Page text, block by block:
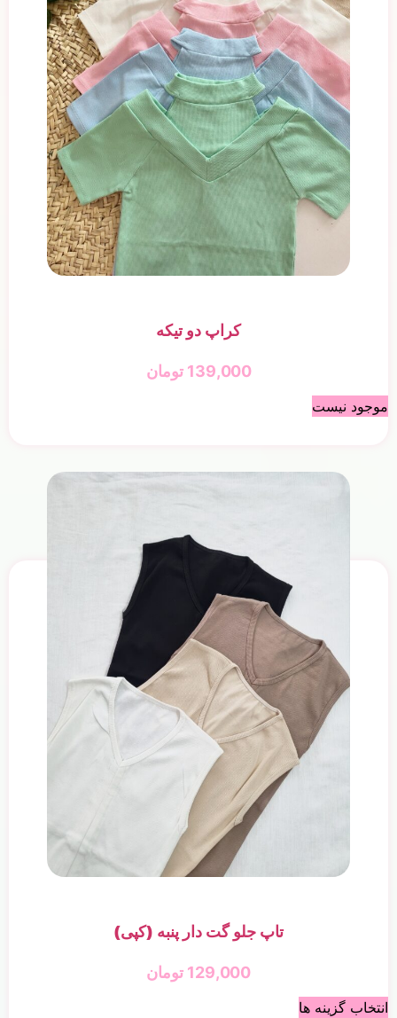
کراپ دو تیکه
139,000 تومان
موجود نیست
تاپ جلو گت دار پنبه (کپی)
129,000 تومان
انتخاب گزینه ها